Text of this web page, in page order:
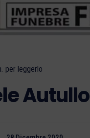
per leggerlo
Autullo